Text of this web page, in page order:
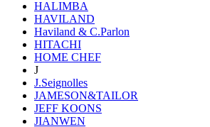
HALIMBA
HAVILAND
Haviland & C.Parlon
HITACHI
HOME CHEF
J
J.Seignolles
JAMESON&TAILOR
JEFF KOONS
JIANWEN